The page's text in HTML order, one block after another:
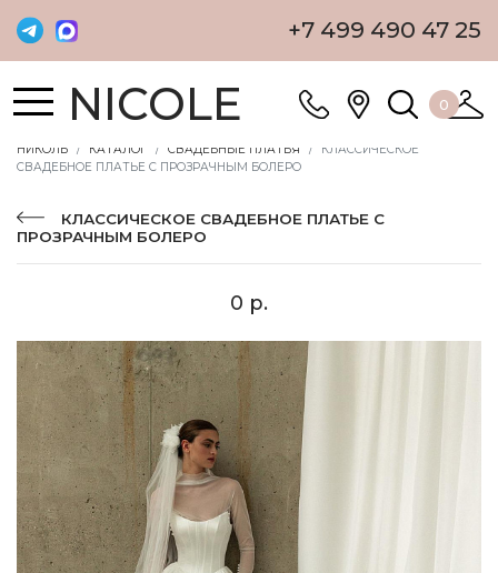
+7 499 490 47 25
NICOLE 0
НИКОЛЬ КАТАЛОГ СВАДЕБНЫЕ ПЛАТЬЯ
КЛАССИЧЕСКОЕ
СВАДЕБНОЕ ПЛАТЬЕ С ПРОЗРАЧНЫМ БОЛЕРО
КЛАССИЧЕСКОЕ СВАДЕБНОЕ ПЛАТЬЕ С
ПРОЗРАЧНЫМ БОЛЕРО
0 р.